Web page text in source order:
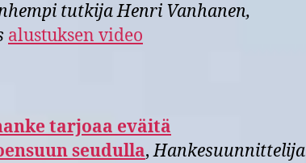
tutkija Henri Vanhanen,
alustuksen video
tarjoaa eväitä
seudulla,Hankesuunnittelija